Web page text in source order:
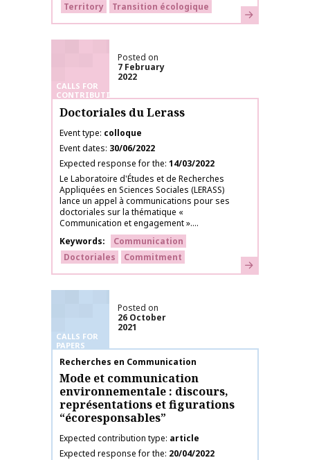
Territory
Transition écologique Learn more
CALLS FOR
CONTRIBUTIONS
Posted on
7 February
2022
Doctoriales du Lerass
Event type colloque
Event dates 30/06/2022
Expected response for the 14/03/2022
Le Laboratoire d'Études et de Recherches
Appliquées en Sciences Sociales (LERASS)
lance un appel à communications pour ses
doctoriales sur la thématique «
Communication et engagement »....
Keywords
Communication
Doctoriales
Commitment Learn more
CALLS FOR
PAPERS
Posted on
26 October
2021
Publication name
Recherches en Communication
Mode et communication
environnementale : discours,
représentations et figurations
“écoresponsables”
Expected contribution type article
Expected response for the 20/04/2022